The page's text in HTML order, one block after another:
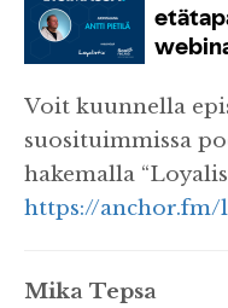
Voit kuunnella
suosituimmissa
hakemalla
https://anchor.fm/
Mika Tepsa